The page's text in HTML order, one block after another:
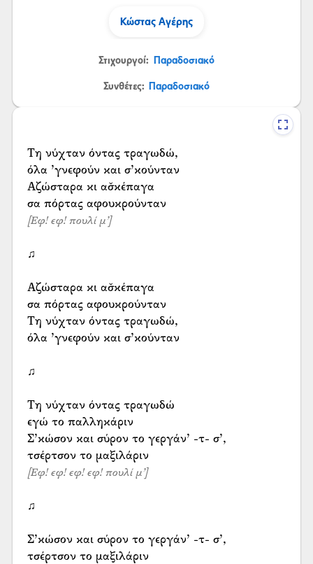
Κώστας Αγέρης
Στιχουργοί: Παραδοσιακό
Συνθέτες: Παραδοσιακό
Τη νύχταν όντας τραγωδώ,
όλα ’γνεφούν και σ’κούνταν
Αζώσταρα κι ασ̌κέπαγα
[Εφ! εφ! πουλί μ’]
♫
Αζώσταρα κι ασ̌κέπαγα
σα πόρτας αφουκρούνταν
Τη νύχταν όντας τραγωδώ,
όλα ’γνεφούν και σ’κούνταν
♫
Τη νύχταν όντας τραγωδώ
εγώ το παλληκάριν
Σ’κώσον και σύρον το γεργάν’ -τ- σ’,
[Εφ! εφ! εφ! εφ! πουλί μ’]
♫
Σ’κώσον και σύρον το γεργάν’ -τ- σ’,
τσέρτσον το μαξιλάριν